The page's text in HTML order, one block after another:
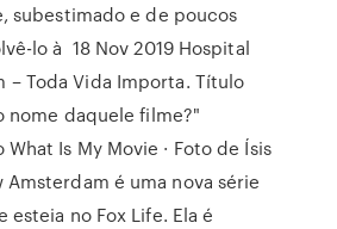
subestimado e de poucos
lo à 18 Nov 2019 Hospital
– Toda Vida Importa. Título
nome daquele filme?"
Is My Movie · Foto de Ísis
Amsterdam é uma nova série
no Fox Life. Ela é